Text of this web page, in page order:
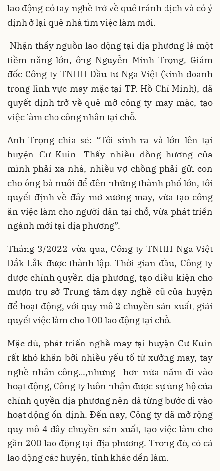
lao động có tay nghề trở về quê tránh dịch và có ý
định ở lại quê nhà tìm việc làm mới.
Nhận thấy nguồn lao động tại địa phương là một
tiềm năng lớn, ông Nguyễn Minh Trọng, Giám
đốc Công ty TNHH Đầu tư Nga Việt (kinh doanh
trong lĩnh vực may mặc tại TP. Hồ Chí Minh), đã
quyết định trở về quê mở công ty may mặc, tạo
việc làm cho công nhân tại chỗ.
Anh Trọng chia sẻ: “Tôi sinh ra và lớn lên tại
huyện Cư Kuin. Thấy nhiều đồng hương của
mình phải xa nhà, nhiều vợ chồng phải gửi con
cho ông bà nuôi để đên những thành phố lớn, tôi
quyết định về đây mở xưởng may, vừa tạo công
ăn việc làm cho người dân tại chỗ, vừa phát triển
ngành mới tại địa phương”.
Tháng 3/2022 vừa qua, Công ty TNHH Nga Việt
Đắk Lắk được thành lập. Thời gian đầu, Công ty
được chính quyền địa phương, tạo điều kiện cho
mượn trụ sở Trung tâm dạy nghề cũ của huyện
để hoạt động, với quy mô 2 chuyền sản xuất, giải
quyết việc làm cho 100 lao động tại chỗ.
Mặc dù, phát triển nghề may tại huyện Cư Kuin
rất khó khăn bởi nhiều yếu tố từ xưởng may, tay
nghề nhân công...,nhưng hơn nửa năm đi vào
hoạt động, Công ty luôn nhận được sự ủng hộ của
chính quyền địa phương nên đã từng bước đi vào
hoạt động ổn định. Đến nay, Công ty đã mở rộng
quy mô 4 dây chuyền sản xuất, tạo việc làm cho
gần 200 lao động tại địa phương. Trong đó, có cả
lao động các huyện, tỉnh khác đến làm.